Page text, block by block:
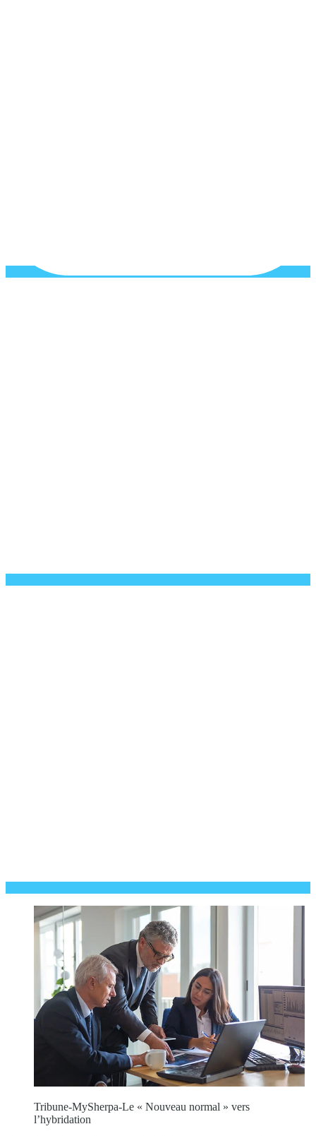
Tribune-MySherpa-Le « Nouveau normal » vers
l’hybridation